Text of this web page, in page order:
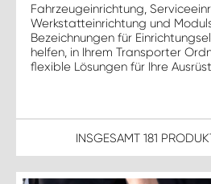
Fahrzeugeinrichtung,
Werkstatteinrichtung und
Bezeichnungen für
helfen, in Ihrem Transporter
flexible Lösungen für Ihre
INSGESAMT 181